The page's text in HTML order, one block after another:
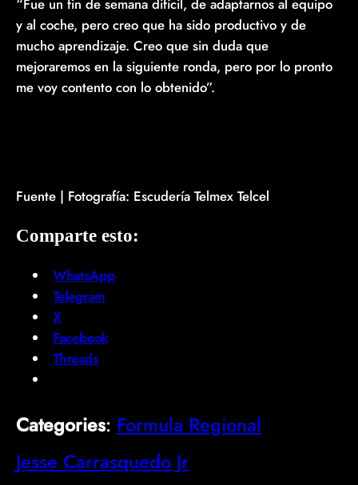
“Fue un fin de semana difícil, de adaptarnos al equipo
y al coche, pero creo que ha sido productivo y de
mucho aprendizaje. Creo que sin duda que
mejoraremos en la siguiente ronda, pero por lo pronto
me voy contento con lo obtenido”.
Fuente | Fotografía: Escudería Telmex Telcel
Comparte esto:
WhatsApp
Telegram
X
Facebook
Threads
Categories: Formula Regional
Jesse Carrasquedo Jr